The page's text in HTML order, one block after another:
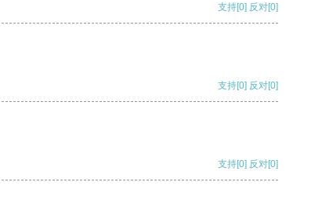
支持[0] 反对[0]
支持[0] 反对[0]
支持[0] 反对[0]